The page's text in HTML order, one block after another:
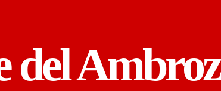
del Ambroz